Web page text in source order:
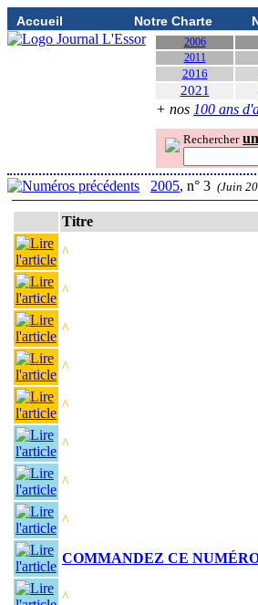
Accueil Notre Charte
2006
2011
2016
2021
+ nos 100 ans
Rechercher
2005, n° 3 (Juin
Titre
^
^
^
^
^
^
^
^
COMMANDEZ CE
^